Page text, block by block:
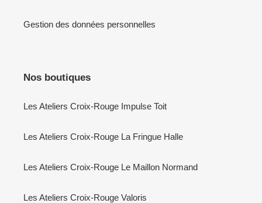
Gestion des données personnelles
Nos boutiques
Les Ateliers Croix-Rouge Impulse Toit
Les Ateliers Croix-Rouge La Fringue Halle
Les Ateliers Croix-Rouge Le Maillon Normand
Les Ateliers Croix-Rouge Valoris